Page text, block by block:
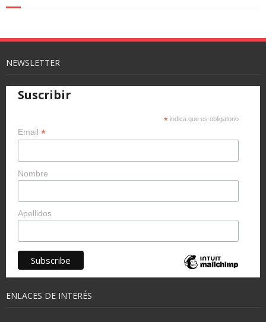
NEWSLETTER
Suscribir
* indica que es obligatorio
Email *
Nombre
Apellidos
ENLACES DE INTERÉS